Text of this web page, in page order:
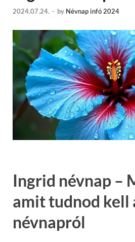
2024.07.24. - by Névnap infó 2024
Ingrid névnap –
amit tudnod kell
névnapról